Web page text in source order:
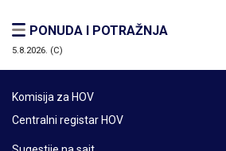
PONUDA I POTRAŽNJA
5.8.2026. (C)
Komisija za HOV
Centralni registar HOV